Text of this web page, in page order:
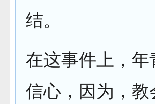
结。
在这事件上，
信心，因为，